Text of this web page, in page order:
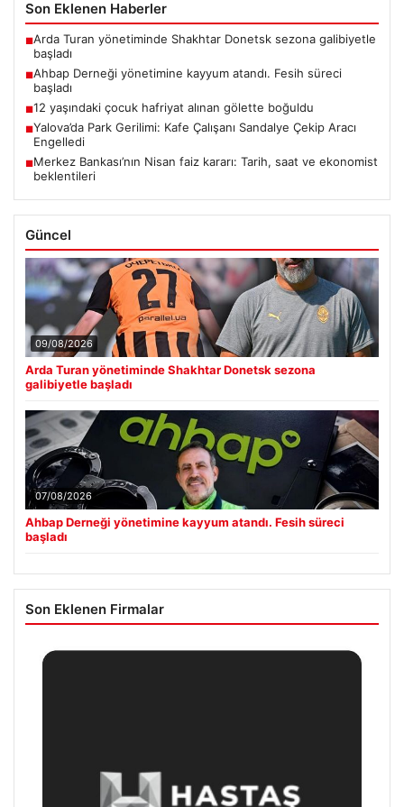
Son Eklenen Haberler
■Arda Turan yönetiminde Shakhtar Donetsk sezona galibiyetle
başladı
■Ahbap Derneği yönetimine kayyum atandı. Fesih süreci
başladı
■12 yaşındaki çocuk hafriyat alınan gölette boğuldu
■Yalova’da Park Gerilimi: Kafe Çalışanı Sandalye Çekip Aracı
Engelledi
■Merkez Bankası’nın Nisan faiz kararı: Tarih, saat ve ekonomist
beklentileri
Güncel
09/08/2026
Arda Turan yönetiminde Shakhtar Donetsk sezona
galibiyetle başladı
07/08/2026
Ahbap Derneği yönetimine kayyum atandı. Fesih süreci
başladı
Son Eklenen Firmalar